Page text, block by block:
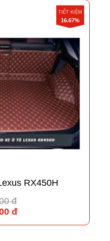
TIẾT KIỆM
16.67%
RX450H
đ
đ